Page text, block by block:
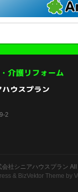
2
会社シニアハウスプラン All
& BizVektor Theme by